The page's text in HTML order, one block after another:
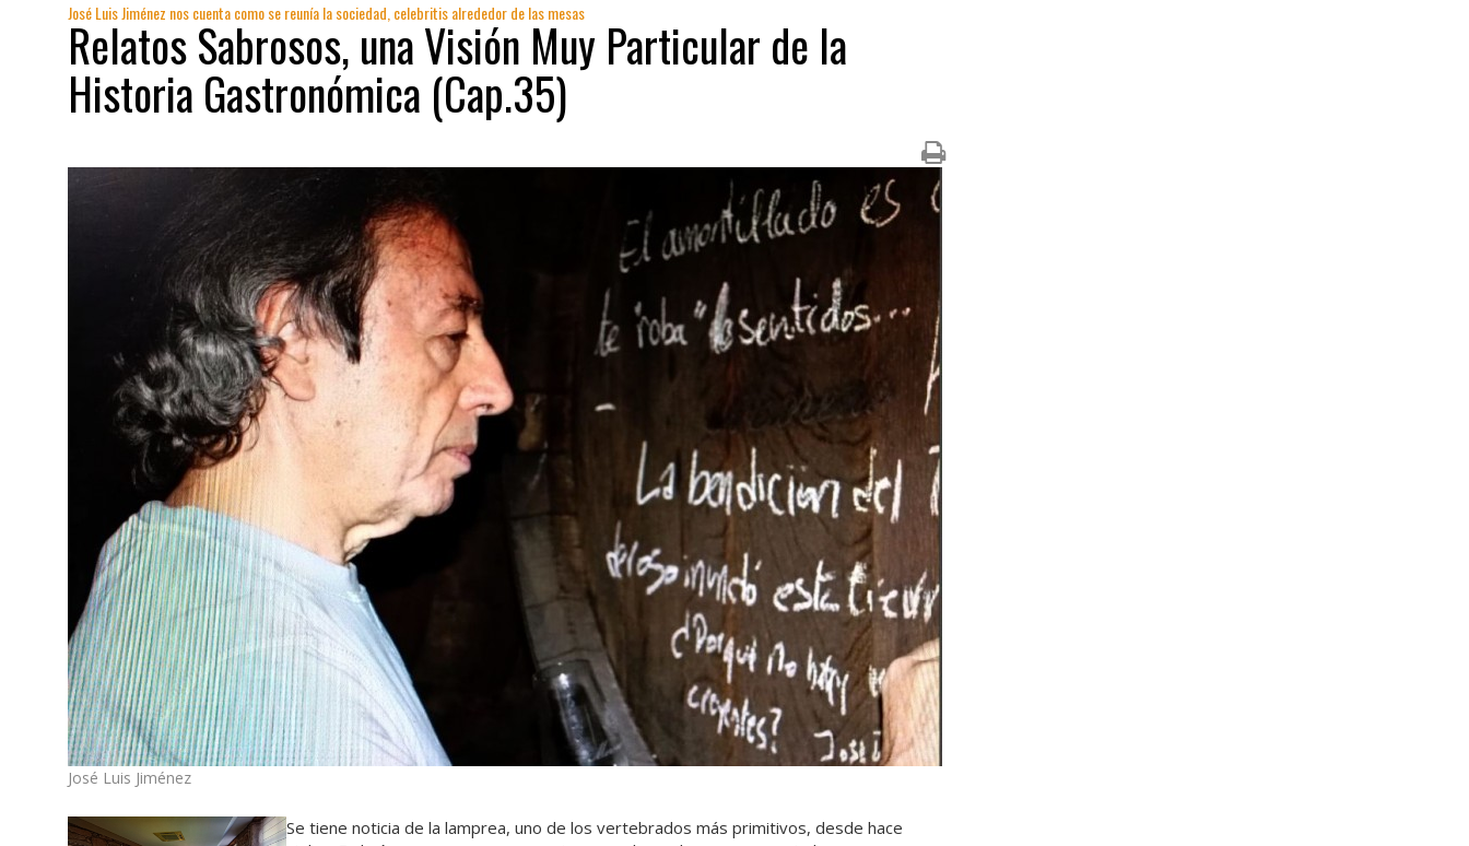
José Luis Jiménez nos cuenta como se reunía la sociedad, celebritis alrededor de las mesas
Relatos Sabrosos, una Visión Muy Particular de la
Historia Gastronómica (Cap.35)
José Luis Jiménez
Se tiene noticia de la lamprea, uno de los vertebrados más primitivos, desde hace